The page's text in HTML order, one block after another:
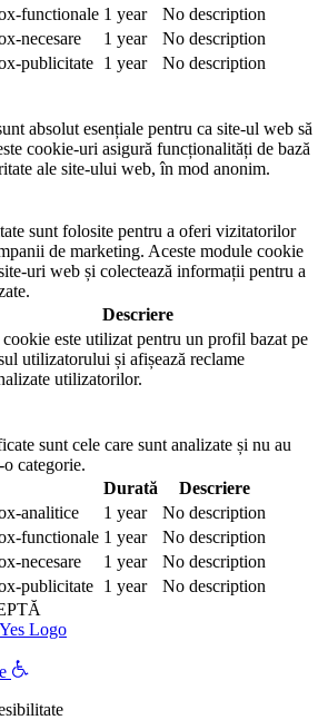
functionale 1 year
No description
necesare
1 year
No description
publicitate 1 year
No description
absolut esențiale pentru ca site-ul web să
cookie-uri asigură funcționalități de bază
ale site-ului web, în mod anonim.
sunt folosite pentru a oferi vizitatorilor
de marketing. Aceste module cookie
uri web și colectează informații pentru a
Descriere
cookie este utilizat pentru un profil bazat pe
utilizatorului și afișează reclame
utilizatorilor.
sunt cele care sunt analizate și nu au
categorie.
Durată
Descriere
analitice
1 year
No description
functionale 1 year
No description
necesare
1 year
No description
publicitate 1 year
No description